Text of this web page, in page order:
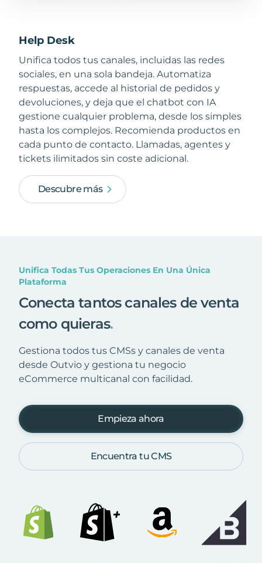
Help Desk
Unifica todos tus canales, incluidas las redes
sociales, en una sola bandeja. Automatiza
respuestas, accede al historial de pedidos y
devoluciones, y deja que el chatbot con IA
gestione cualquier problema, desde los simples
hasta los complejos. Recomienda productos en
cada punto de contacto. Llamadas, agentes y
tickets ilimitados sin coste adicional.
Descubre más
Unifica Todas Tus Operaciones En Una Única
Plataforma
Conecta tantos canales de venta
como quieras.
Gestiona todos tus CMSs y canales de venta
desde Outvio y gestiona tu negocio
eCommerce multicanal con facilidad.
Empieza ahora
Encuentra tu CMS